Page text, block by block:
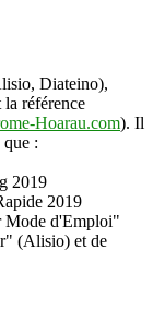
Diateino),
référence
Hoarau.com). Il
:
2019
2019
Mode d'Emploi"
(Alisio) et de